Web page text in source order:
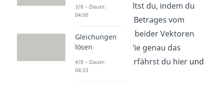
Dreiecks
erhältst du, indem du
die Hälfte des Betrages vom
Kreuzprodukt beider Vektoren
berechnest. Wie genau das
funktioniert, erfährst du hierund
im
3/8 – Dauer:
04:00
Gleichungen
lösen
4/8 – Dauer:
04:33